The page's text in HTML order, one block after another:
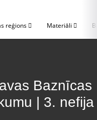
reģions Materiāli
Baznīcas
| 3. nefija